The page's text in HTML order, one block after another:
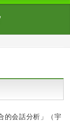
的会話分析」（宇